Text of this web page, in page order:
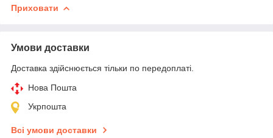
Приховати
Умови доставки
Доставка здійснюється тільки по передоплаті.
Нова Пошта
Укрпошта
Всі умови доставки